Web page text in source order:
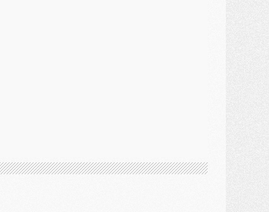
- Au moins neuf jeunes conviés à l'entraînement des pros